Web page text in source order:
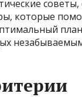
советы,
которые